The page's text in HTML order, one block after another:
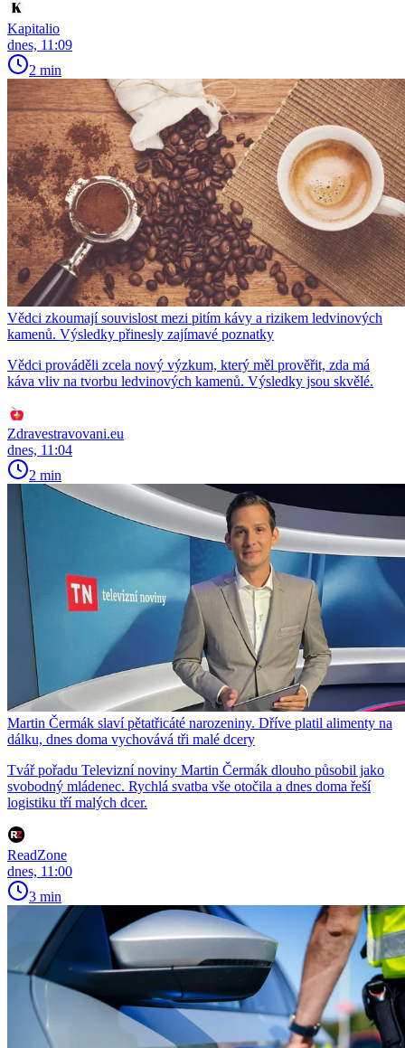
Kapitalio
dnes, 11:09
2 min
Vědci zkoumají souvislost mezi pitím kávy a rizikem ledvinových
kamenů. Výsledky přinesly zajímavé poznatky
Vědci prováděli zcela nový výzkum, který měl prověřit, zda má
káva vliv na tvorbu ledvinových kamenů. Výsledky jsou skvělé.
Zdravestravovani.eu
dnes, 11:04
2 min
Martin Čermák slaví pětatřicáté narozeniny. Dříve platil alimenty na
dálku, dnes doma vychovává tři malé dcery
Tvář pořadu Televizní noviny Martin Čermák dlouho působil jako
svobodný mládenec. Rychlá svatba vše otočila a dnes doma řeší
logistiku tří malých dcer.
ReadZone
dnes, 11:00
3 min